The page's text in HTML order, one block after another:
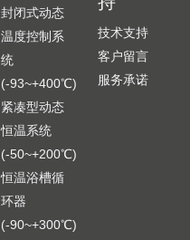
8 890 008
JULABO 转接头 8 890 008
M16 x 1 内螺纹转 NPT 1/2”
M16 x 1 内螺纹转 NPT 1/2” 外螺纹
封闭式动态
温度控制系
统
(-93~+400℃)
紧凑型动态
恒温系统
(-50~+200℃)
恒温浴槽循
环器
(-90~+300℃)
技术支持
客户留言
服务承诺